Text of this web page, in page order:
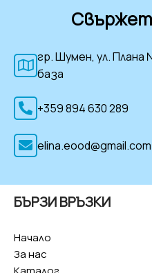
гр. Шумен, ул.
база
+359 894 630 289
elina.eood@gmail.com
БЪРЗИ ВРЪЗКИ
Начало
За нас